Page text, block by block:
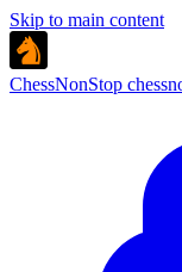
Skip to main content
ChessNonStop